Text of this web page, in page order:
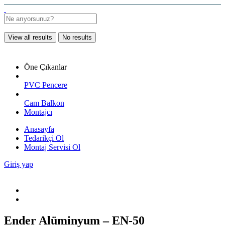
View all results No results
Öne Çıkanlar
PVC Pencere
Cam Balkon
Montajcı
Anasayfa
Tedarikçi Ol
Montaj Servisi Ol
Giriş yap
Ender Alüminyum – EN-50